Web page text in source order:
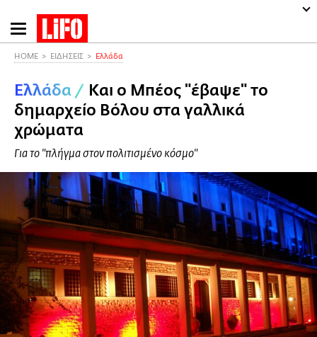
Παράκαμψη
προς
περιεχόμενο
HOME ΕΙΔΗΣΕΙΣ Ελλάδα
Ελλάδα / Και ο Μπέος "έβαψε" το
δημαρχείο Βόλου στα γαλλικά
χρώματα
Για το "πλήγμα στον πολιτισμένο κόσμο"